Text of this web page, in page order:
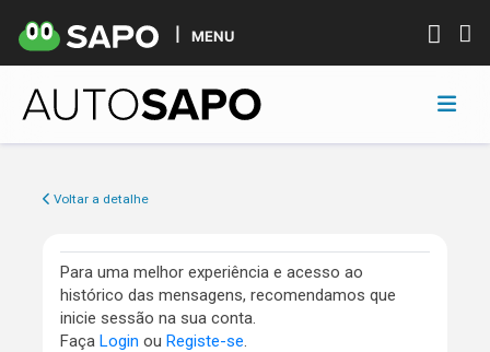
MENU
Voltar a detalhe
Para uma melhor experiência e acesso ao
histórico das mensagens, recomendamos que
inicie sessão na sua conta.
Faça Login ou Registe-se.